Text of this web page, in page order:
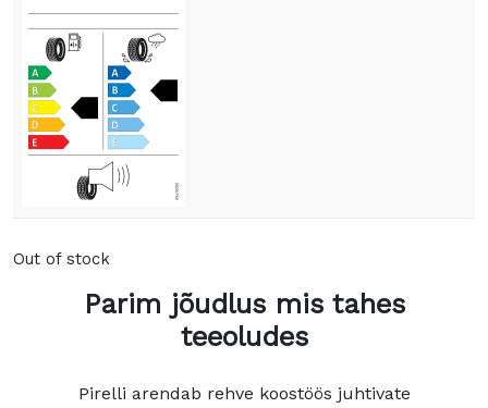
Out of stock
Parim jõudlus mis tahes
teeoludes
Pirelli arendab rehve koostöös juhtivate